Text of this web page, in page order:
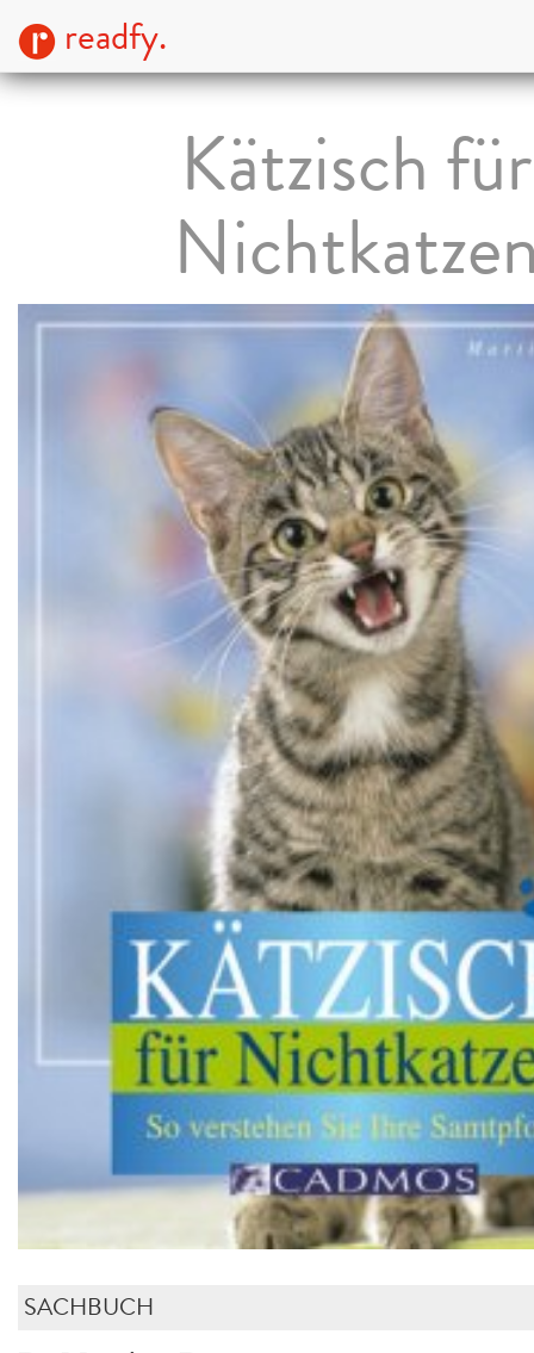
readfy.
Kätzisch für
SACHBUCH